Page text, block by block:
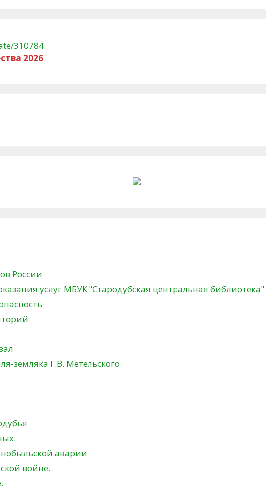
2026
России
услуг МБУК "Стародубская центральная библиотека"
земляка Г.В. Метельского
аварии
войне.